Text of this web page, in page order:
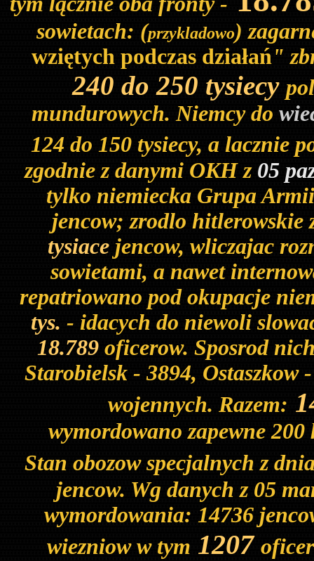
sowietach: (przykladowo)
wziętych podczas działań"
240 do 250 tysiecy
mundurowych. Niemcy do
124 do 150 tysiecy, a lacznie
zgodnie z danymi OKH z05
tylko niemiecka Grupa
jencow; zrodlo hitlerowskie
tysiace jencow, wliczajac
sowietami, a nawet
repatriowano pod okupacje
tys. - idacych do niewoli
18.789 oficerow. Sposrod
Starobielsk - 3894,
wojennych. Razem:
wymordowano zapewne
Stan obozow specjalnych z
jencow. Wg danych z 05
wymordowania: 14736
wiezniow w tym 1207